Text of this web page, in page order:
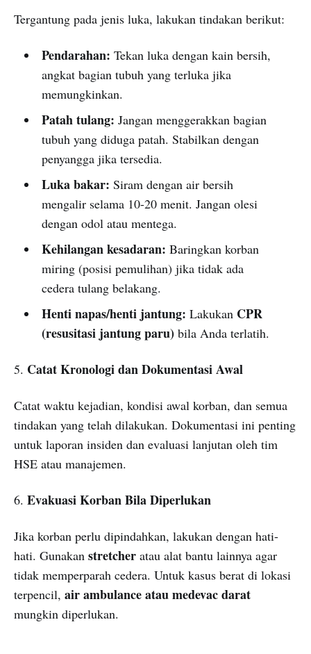
Tergantung pada jenis luka, lakukan tindakan berikut:
Pendarahan: Tekan luka dengan kain bersih,
angkat bagian tubuh yang terluka jika
memungkinkan.
Patah tulang: Jangan menggerakkan bagian
tubuh yang diduga patah. Stabilkan dengan
penyangga jika tersedia.
Luka bakar: Siram dengan air bersih
mengalir selama 10-20 menit. Jangan olesi
dengan odol atau mentega.
Kehilangan kesadaran: Baringkan korban
miring (posisi pemulihan) jika tidak ada
cedera tulang belakang.
Henti napas/henti jantung: Lakukan CPR
(resusitasi jantung paru)bila Anda terlatih.
5. Catat Kronologi dan Dokumentasi Awal
Catat waktu kejadian, kondisi awal korban, dan semua
tindakan yang telah dilakukan. Dokumentasi ini penting
untuk laporan insiden dan evaluasi lanjutan oleh tim
HSE atau manajemen.
6. Evakuasi Korban Bila Diperlukan
Jika korban perlu dipindahkan, lakukan dengan hati-
hati. Gunakan stretcher atau alat bantu lainnya agar
tidak memperparah cedera. Untuk kasus berat di lokasi
terpencil, air ambulance atau medevac darat
mungkin diperlukan.